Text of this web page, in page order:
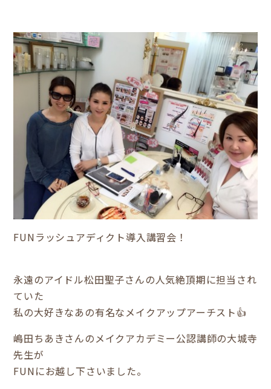
FUNラッシュアディクト導入講習会！
永遠のアイドル松田聖子さんの人気絶頂期に担当され
ていた
私の大好きなあの有名なメイクアップアーチスト👍
嶋田ちあきさんのメイクアカデミー公認講師の大城寺
先生が
FUNにお越し下さいました。